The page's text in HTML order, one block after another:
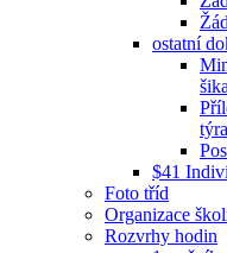
ostatní
$41
Foto tříd
Organizace
Rozvrhy hodin